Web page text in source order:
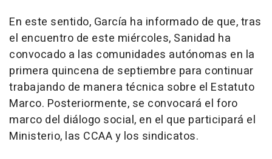
En este sentido, García ha informado de que, tras
el encuentro de este miércoles, Sanidad ha
convocado a las comunidades autónomas en la
primera quincena de septiembre para continuar
trabajando de manera técnica sobre el Estatuto
Marco. Posteriormente, se convocará el foro
marco del diálogo social, en el que participará el
Ministerio, las CCAA y los sindicatos.